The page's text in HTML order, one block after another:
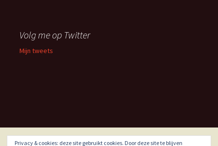
Volg me op Twitter
Mijn tweets
Privacy & cookies: deze site gebruikt cookies. Door deze site te blijven